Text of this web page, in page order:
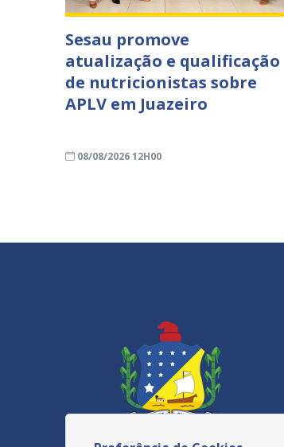
Sesau promove
atualização e qualificação
de nutricionistas sobre
APLV em Juazeiro
08/08/2026 12H00